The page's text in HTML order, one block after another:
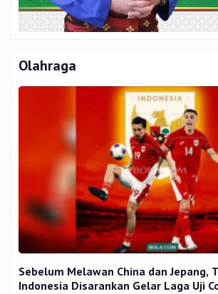
Olahraga
Sebelum Melawan China dan Jepang,
Indonesia Disarankan Gelar Laga Uji